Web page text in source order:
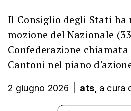
Il Consiglio degli Stati ha
mozione del Nazionale
Confederazione
Cantoni nel piano
2 giugno 2026 ats, a cura